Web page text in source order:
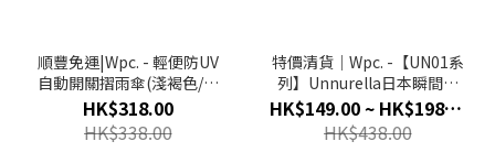
順豐免運|Wpc. - 輕便防UV
自動開關摺雨傘(淺褐色/深
藍色)(UJK-910/UJK-911)
HK$318.00
HK$338.00
特價清貨｜Wpc. -【UN01系
列】Unnurella日本瞬間速
乾滴水不沾長雨傘 (多色) (特
價貨品, 不設退換)
HK$149.00 ~ HK$198.00
HK$438.00